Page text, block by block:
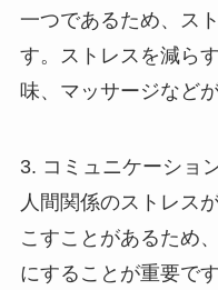
一つであるため、ス
す。ストレスを減ら
味、マッサージなど
3. コミュニケーショ
人間関係のストレス
こすことがあるため
にすることが重要で